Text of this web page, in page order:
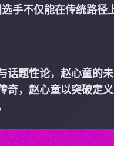
手不仅能在传统路径
话题性论，赵心童的
奇，赵心童以突破定